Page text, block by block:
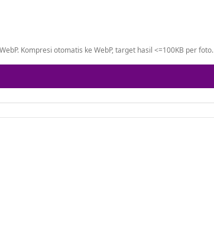
WebP. Kompresi otomatis ke WebP, target hasil <=100KB per foto.